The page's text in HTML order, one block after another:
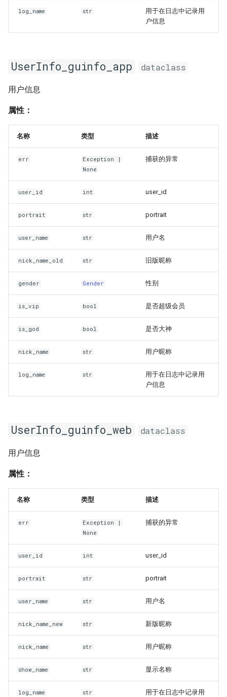
log_name str
用于在日志中记录用
户信息
UserInfo_guinfo_app dataclass
用户信息
属性：
名称 类型 描述
err Exception |
None
捕获的异常
user_id int user_id
portrait str portrait
user_name str 用户名
nick_name_old str 旧版昵称
gender Gender 性别
is_vip bool 是否超级会员
is_god bool 是否大神
nick_name str 用户昵称
log_name str
用于在日志中记录用
户信息
UserInfo_guinfo_web dataclass
用户信息
属性：
名称 类型 描述
err Exception |
None
捕获的异常
user_id int user_id
portrait str portrait
user_name str 用户名
nick_name_new str 新版昵称
nick_name str 用户昵称
show_name str 显示名称
log_name str
用于在日志中记录用